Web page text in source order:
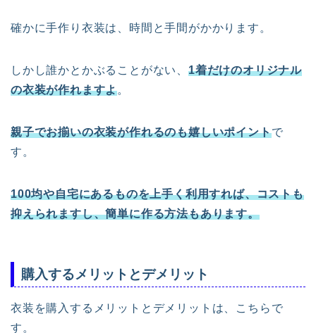
確かに手作り衣装は、時間と手間がかかります。
しかし誰かとかぶることがない、 1着だけのオリジナル
の衣装が作れますよ。
親子でお揃いの衣装が作れるのも嬉しいポイントで
す。
100均や自宅にあるものを上手く利用すれば、コストも
抑えられますし、簡単に作る方法もあります。
購入するメリットとデメリット
衣装を購入するメリットとデメリットは、こちらで
す。